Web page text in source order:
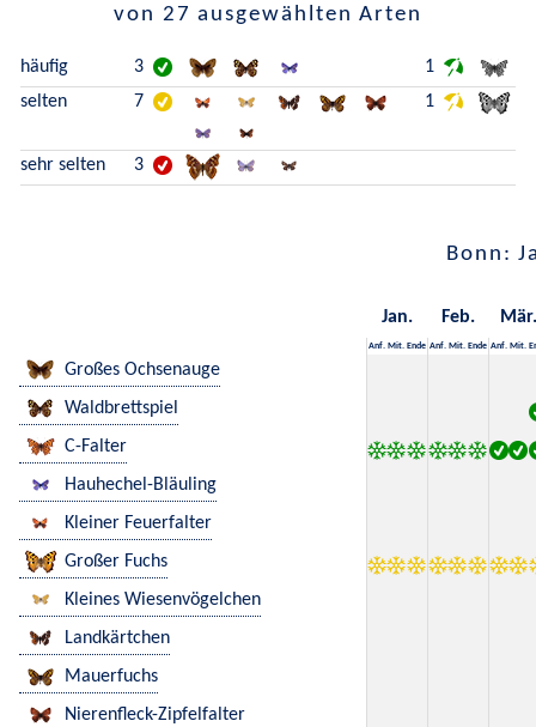
von 27 ausgewählten Arten
häufig 3
1
selten
7 1
sehr selten 3
Bonn:
Jan. Feb. Mär.
Anf. Mit. Ende Anf. Mit. Ende Anf. Mit.
Großes Ochsenauge
Waldbrettspiel
C-Falter
Hauhechel-Bläuling
Kleiner Feuerfalter
Großer Fuchs
Kleines Wiesenvögelchen
Landkärtchen
Mauerfuchs
Nierenfleck-Zipfelfalter